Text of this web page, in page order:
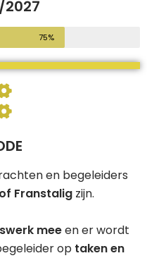
2027
75%
en begeleiders
Franstalig zijn.
meeen er wordt
op taken en